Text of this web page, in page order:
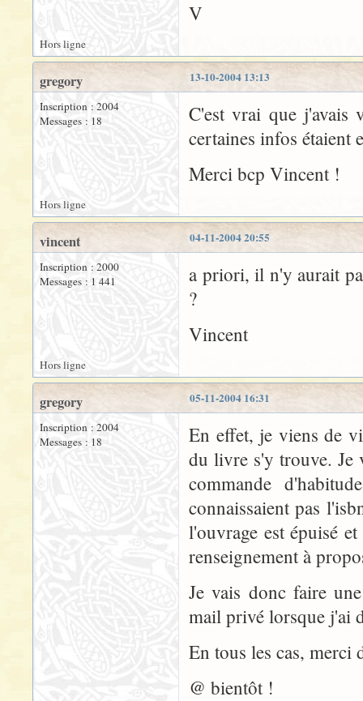
V
Hors ligne
13-10-2004 13:13
gregory
Inscription : 2004
Messages : 18
C'est vrai que j'avais
certaines infos étaient
Merci bcp Vincent !
Hors ligne
04-11-2004 20:55
vincent
Inscription : 2000
Messages : 1 441
a priori, il n'y aurait
?
Vincent
Hors ligne
05-11-2004 16:31
gregory
Inscription : 2004
Messages : 18
En effet, je viens de
du livre s'y trouve. Je
commande
connaissaient pas
l'ouvrage est épuisé
renseignement à
Je vais donc faire
mail privé lorsque j'ai
En tous les cas, merci
@ bientôt !